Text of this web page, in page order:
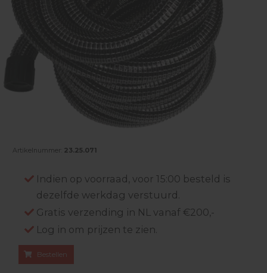
Artikelnummer: 23.25.071
Indien op voorraad, voor 15:00 besteld is
dezelfde werkdag verstuurd.
Gratis verzending in NL vanaf €200,-
Log in om prijzen te zien.
Bestellen